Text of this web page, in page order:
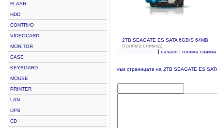
FLASH
HDD
CONTRI/O
VIDEOCARD
MONITOR
CASE
KEYBOARD
MOUSE
PRINTER
LAN
UPS
CD
2TB SEAGATE ES SATA 6GB/S 64MB
(голяма снимка)
| начало| голяма снимка
към страницата на 2TB SEAGATE ES